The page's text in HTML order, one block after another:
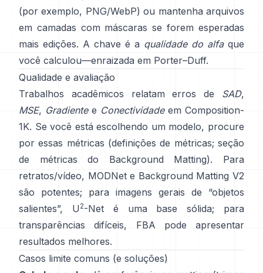
(por exemplo, PNG/WebP) ou mantenha arquivos
em camadas com máscaras se forem esperadas
mais edições. A chave é a qualidade do alfaque
você calculou—enraizada em Porter–Duff.
Qualidade e avaliação
Trabalhos acadêmicos relatam erros de SAD,
MSE, Gradientee Conectividadeem Composition-
1K. Se você está escolhendo um modelo, procure
por essas métricas (definições de métricas; seção
de métricas do Background Matting). Para
retratos/vídeo, MODNete Background Matting V2
são potentes; para imagens gerais de “objetos
salientes”,
U 2-Neté uma base sólida; para
transparências difíceis,
FBA pode apresentar
resultados melhores.
Casos limite comuns (e soluções)